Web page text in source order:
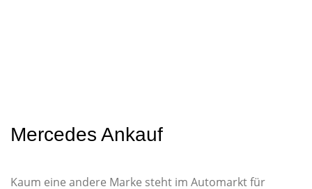
Mercedes Ankauf
Kaum eine andere Marke steht im Automarkt für